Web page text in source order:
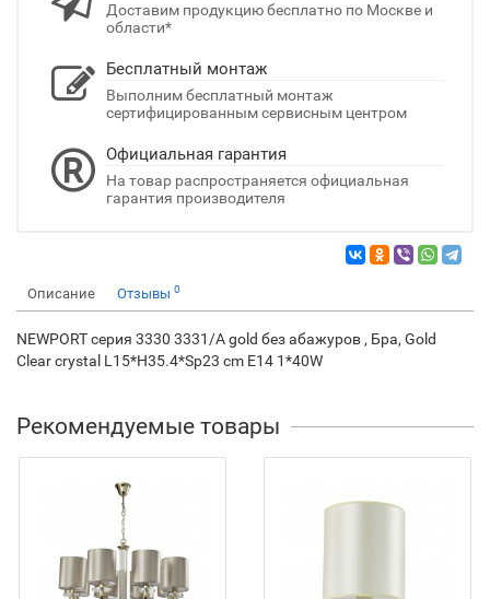
Доставим продукцию бесплатно по Москве и
области*
Бесплатный монтаж
Выполним бесплатный монтаж
сертифицированным сервисным центром
Официальная гарантия
На товар распространяется официальная
гарантия производителя
Описание Отзывы 0
NEWPORT серия 3330 3331/A gold без абажуров , Бра, Gold
Clear crystal L15*H35.4*Sp23 cm E14 1*40W
Рекомендуемые товары